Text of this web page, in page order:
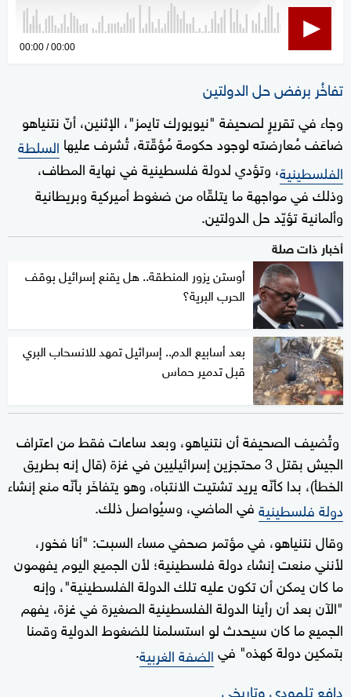
0
seconds
00:00 00:00
تفاخُر برفض حل الدولتين
وجاء في تقريرٍ لصحيفة "نيويورك تايمز"، الإثنين، أنّ نتنياهو
ضاعَف مُعارضته لوجود حكومة مُؤقّتة، تُشرف عليها السلطة
الفلسطينية، وتؤدي لدولة فلسطينية في نهاية المطاف،
وذلك في مواجهة ما يتلقّاه من ضغوط أميركية وبريطانية
وألمانية تؤيّد حل الدولتين.
أخبار ذات صلة
أوستن يزور المنطقة.. هل يقنع إسرائيل بوقف
الحرب البرية؟
بعد أسابيع الدم.. إسرائيل تمهد للانسحاب البري
قبل تدمير حماس
وتُضيف الصحيفة أن نتنياهو، وبعد ساعات فقط من اعتراف
الجيش بقتل 3 محتجزين إسرائيليين في غزة (قال إنه بطريق
الخطأ)، بدا كأنّه يريد تشتيت الانتباه، وهو يتفاخَر بأنّه منع إنشاء
دولة فلسطينيةفي الماضي، وسيُواصل ذلك.
وقال نتنياهو، في مؤتمر صحفي مساء السبت: "أنا فخور،
لأنني منعت إنشاء دولة فلسطينية؛ لأن الجميع اليوم يفهمون
ما كان يمكن أن تكون عليه تلك الدولة الفلسطينية"، وإنه
"الآن بعد أن رأينا الدولة الفلسطينية الصغيرة في غزة، يفهم
الجميع ما كان سيحدث لو استسلمنا للضغوط الدولية وقمنا
بتمكين دولة كهذه" فيالضفة الغربية.
دافع تلمودي وتاريخي